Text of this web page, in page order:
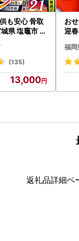
も安心 骨取
城県 塩竈市 ]
(135)
13,000
お
迎
福岡
返礼品詳細ペ